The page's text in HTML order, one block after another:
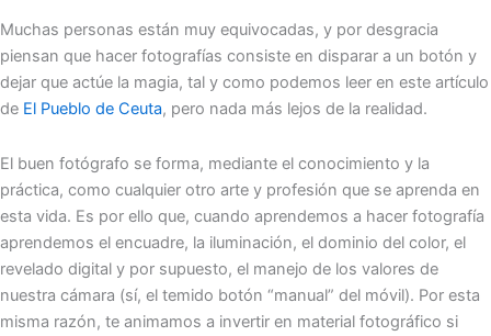
Muchas personas están muy equivocadas, y por desgracia
piensan que hacer fotografías consiste en disparar a un botón y
dejar que actúe la magia, tal y como podemos leer en este artículo
de El Pueblo de Ceuta, pero nada más lejos de la realidad.
El buen fotógrafo se forma, mediante el conocimiento y la
práctica, como cualquier otro arte y profesión que se aprenda en
esta vida. Es por ello que, cuando aprendemos a hacer fotografía
aprendemos el encuadre, la iluminación, el dominio del color, el
revelado digital y por supuesto, el manejo de los valores de
nuestra cámara (sí, el temido botón “manual” del móvil). Por esta
misma razón, te animamos a invertir en material fotográfico si